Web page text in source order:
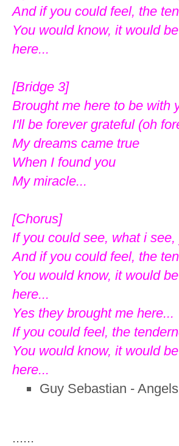
And if you could feel, the
You would know, it would
here...
[Bridge 3]
Brought me here to be with
I'll be forever grateful (oh
My dreams came true
When I found you
My miracle...
[Chorus]
If you could see, what i
And if you could feel, the
You would know, it would
here...
Yes they brought me here...
If you could feel, the
You would know, it would
here...
Guy Sebastian -
......